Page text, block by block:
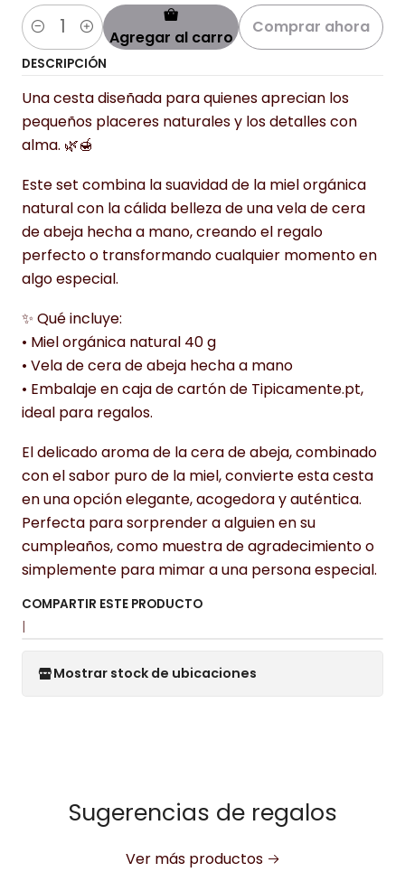
Cantidad Agregar al carro
Comprar ahora
DESCRIPCIÓN
Una cesta diseñada para quienes aprecian los
pequeños placeres naturales y los detalles con
alma. 🌿🍯
Este set combina la suavidad de la miel orgánica
natural con la cálida belleza de una vela de cera
de abeja hecha a mano, creando el regalo
perfecto o transformando cualquier momento en
algo especial.
✨ Qué incluye:
• Miel orgánica natural 40 g
• Vela de cera de abeja hecha a mano
• Embalaje en caja de cartón de Tipicamente.pt,
ideal para regalos.
El delicado aroma de la cera de abeja, combinado
con el sabor puro de la miel, convierte esta cesta
en una opción elegante, acogedora y auténtica.
Perfecta para sorprender a alguien en su
cumpleaños, como muestra de agradecimiento o
simplemente para mimar a una persona especial.
COMPARTIR ESTE PRODUCTO
|
Mostrar stock de ubicaciones
Sugerencias de regalos
Ver más productos